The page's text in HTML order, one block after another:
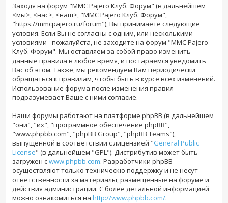
Заходя на форум "MMC Pajero Клуб. Форум" (в дальнейшем
<мы>, <нас>, <наш>, "MMC Pajero Клуб. Форум",
"https://mmcpajero.ru/forum"), Вы принимаете следующие
условия. Если Вы не согласны с одним, или несколькими
условиями - пожалуйста, не заходите на форум "MMC Pajero
Клуб. Форум". Мы оставляем за собой право изменить
данные правила в любое время, и постараемся уведомить
Вас об этом. Также, мы рекомендуем Вам периодически
обращаться к правилам, чтобы быть в курсе всех изменений.
Использование форумапосле изменения правил
подразумевает Ваше с ними согласие.
Наши форумы работают на платформе phpBB (в дальнейшем
"они", "их", "программное обеспечение phpBB",
"www.phpbb.com", "phpBB Group", "phpBB Teams"),
выпущенной в соответствии с лицензией "General Public
License" (в дальнейшем "GPL"). Дистрибутив может быть
загружен сwww.phpbb.com. Разработчики phpBB
осуществляют только техническю поддержку и не несут
ответственности за материалы, размещенные на форуме и
действия администрации. С более детальной информацией
можно ознакомиться наhttp://www.phpbb.com/.